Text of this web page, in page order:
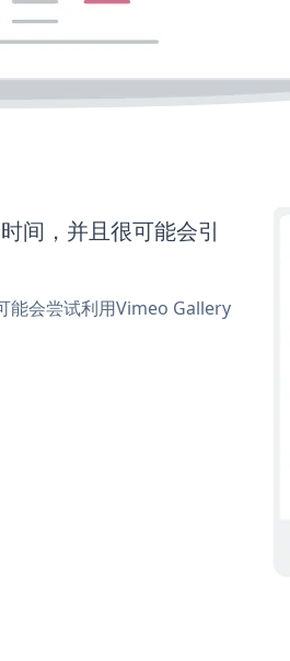
间，并且很可能会引
能会尝试利用Vimeo Gallery